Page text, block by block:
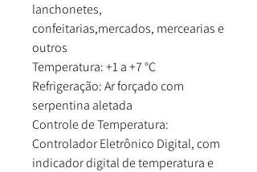
lanchonetes,
confeitarias,mercados, mercearias e
outros
Temperatura: +1 a +7 °C
Refrigeração: Ar forçado com
serpentina aletada
Controle de Temperatura:
Controlador Eletrônico Digital, com
indicador digital de temperatura e